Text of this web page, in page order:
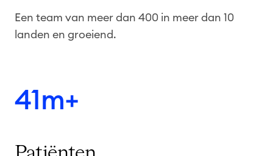
Een team van meer dan 400 in meer dan 10
landen en groeiend.
41m+